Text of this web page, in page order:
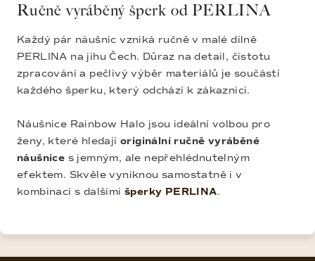
Ručně vyráběný šperk od PERLINA
Každý pár náušnic vzniká ručně v malé dílně
PERLINA na jihu Čech. Důraz na detail, čistotu
zpracování a pečlivý výběr materiálů je součástí
každého šperku, který odchází k zákaznici.
Náušnice Rainbow Halo jsou ideální volbou pro
ženy, které hledají originální ručně vyráběné
náušnice s jemným, ale nepřehlédnutelným
efektem. Skvěle vyniknou samostatně i v
kombinaci s dalšími šperky PERLINA.